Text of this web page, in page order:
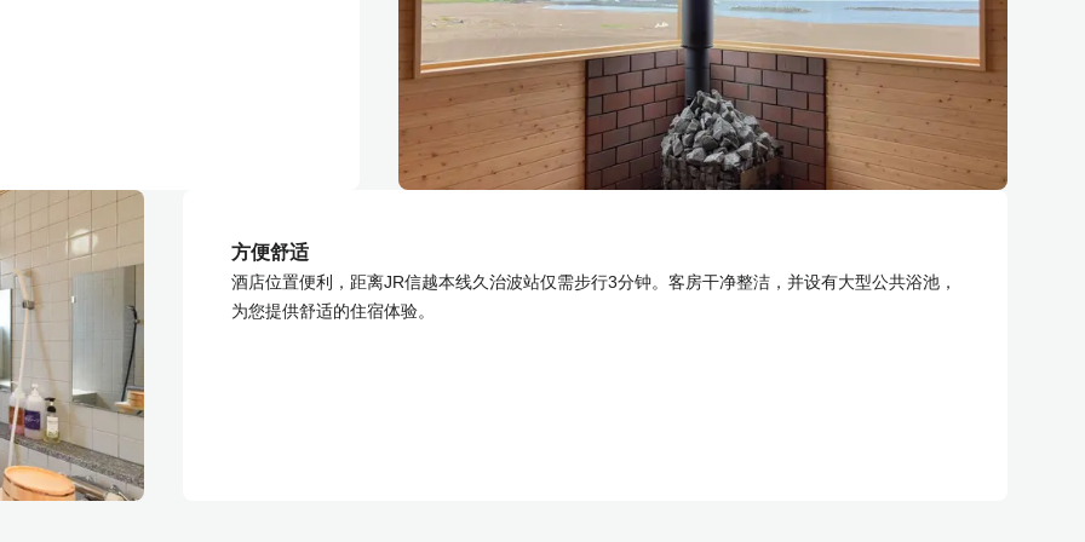
方便舒适
酒店位置便利，距离JR信越本线久治波站仅需步行3分钟。客房干净整洁，并设有大型公共浴池，
为您提供舒适的住宿体验。